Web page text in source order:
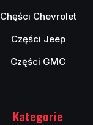
Chęści Chevrolet
Części Jeep
Części GMC
Kategorie